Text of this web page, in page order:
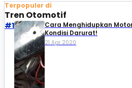
Terpopuler di
Tren Otomotif
#1
Cara Menghidupkan
Kondisi Darurat!
21 Apr 2020